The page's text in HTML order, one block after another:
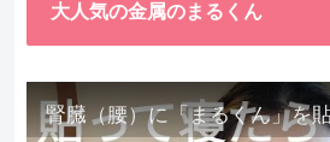
大人気の金属のまるくん